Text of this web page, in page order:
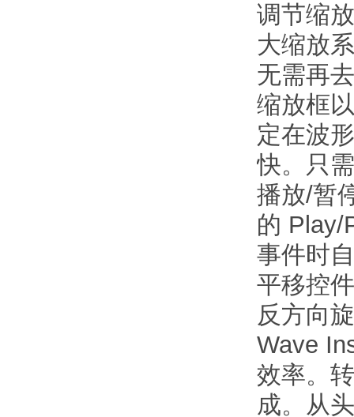
调节缩
大缩放
无需再
缩放框
定在波
快。只
播放/暂
的 Play/
事件时
平移控
反方向
Wave
效率。
成。从